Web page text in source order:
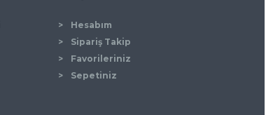
Hesabım
Sipariş Takip
Favorileriniz
Sepetiniz